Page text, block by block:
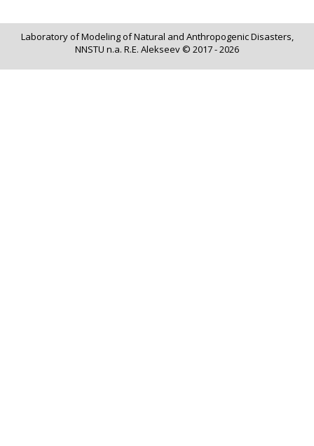
Laboratory of Modeling of Natural and Anthropogenic Disasters,
NNSTU n.a. R.E. Alekseev © 2017 - 2026